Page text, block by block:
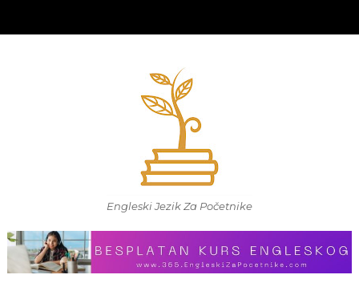
Engleski Jezik Za Početnike